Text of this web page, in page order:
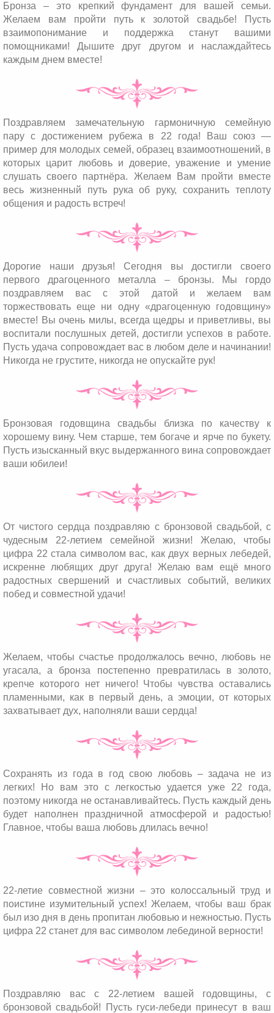
Бронза – это крепкий фундамент для вашей семьи.
Желаем вам пройти путь к золотой свадьбе! Пусть
взаимопонимание и поддержка станут вашими
помощниками! Дышите друг другом и наслаждайтесь
каждым днем вместе!
Поздравляем замечательную гармоничную семейную
пару с достижением рубежа в 22 года! Ваш союз —
пример для молодых семей, образец взаимоотношений, в
которых царит любовь и доверие, уважение и умение
слушать своего партнёра. Желаем Вам пройти вместе
весь жизненный путь рука об руку, сохранить теплоту
общения и радость встреч!
Дорогие наши друзья! Сегодня вы достигли своего
первого драгоценного металла – бронзы. Мы гордо
поздравляем вас с этой датой и желаем вам
торжествовать еще ни одну «драгоценную годовщину»
вместе! Вы очень милы, всегда щедры и приветливы, вы
воспитали послушных детей, достигли успехов в работе.
Пусть удача сопровождает вас в любом деле и начинании!
Никогда не грустите, никогда не опускайте рук!
Бронзовая годовщина свадьбы близка по качеству к
хорошему вину. Чем старше, тем богаче и ярче по букету.
Пусть изысканный вкус выдержанного вина сопровождает
ваши юбилеи!
От чистого сердца поздравляю с бронзовой свадьбой, с
чудесным 22-летием семейной жизни! Желаю, чтобы
цифра 22 стала символом вас, как двух верных лебедей,
искренне любящих друг друга! Желаю вам ещё много
радостных свершений и счастливых событий, великих
побед и совместной удачи!
Желаем, чтобы счастье продолжалось вечно, любовь не
угасала, а бронза постепенно превратилась в золото,
крепче которого нет ничего! Чтобы чувства оставались
пламенными, как в первый день, а эмоции, от которых
захватывает дух, наполняли ваши сердца!
Сохранять из года в год свою любовь – задача не из
легких! Но вам это с легкостью удается уже 22 года,
поэтому никогда не останавливайтесь. Пусть каждый день
будет наполнен праздничной атмосферой и радостью!
Главное, чтобы ваша любовь длилась вечно!
22-летие совместной жизни – это колоссальный труд и
поистине изумительный успех! Желаем, чтобы ваш брак
был изо дня в день пропитан любовью и нежностью. Пусть
цифра 22 станет для вас символом лебединой верности!
Поздравляю вас с 22-летием вашей годовщины, с
бронзовой свадьбой! Пусть гуси-лебеди принесут в ваш